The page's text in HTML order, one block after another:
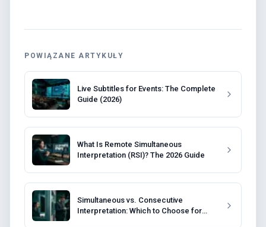
POWIĄZANE ARTYKUŁY
Live Subtitles for Events: The Complete
Guide (2026)
What Is Remote Simultaneous
Interpretation (RSI)? The 2026 Guide
Simultaneous vs. Consecutive
Interpretation: Which to Choose for